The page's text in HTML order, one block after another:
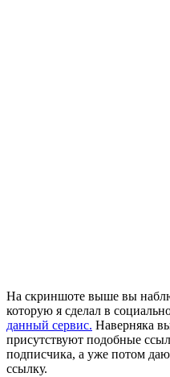
На скриншоте выше вы
которую я сделал в
данный сервис. Наверняка
присутствуют подобные
подписчика, а уже потом
ссылку.